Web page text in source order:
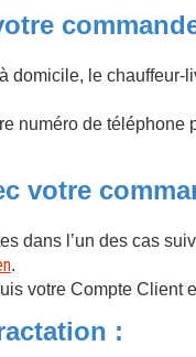
domicile, le
numéro de
votre
dans l’un des cas
.
votre Compte
: